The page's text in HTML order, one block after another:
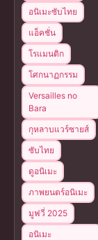
อนิเมะซับไทย
แอ็คชั่น
โรแมนติก
โศกนาฏกรรม
Versailles no
Bara
กุหลาบแวร์ซายส์
ซับไทย
ดูอนิเมะ
ภาพยนตร์อนิเมะ
มูฟวี่ 2025
อนิเมะ